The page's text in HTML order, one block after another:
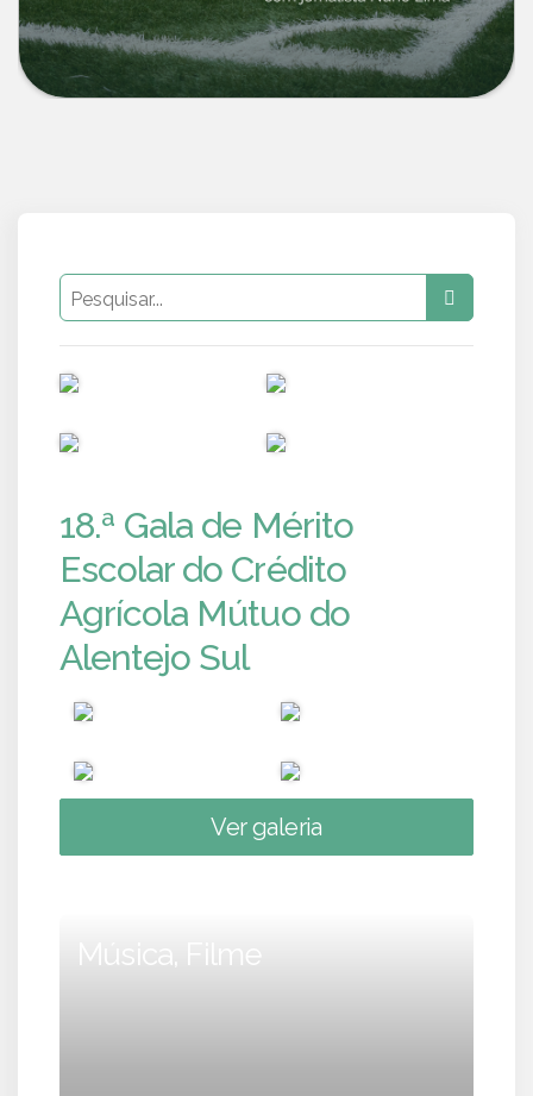
18.ª Gala de Mérito
Escolar do Crédito
Agrícola Mútuo do
Alentejo Sul
Ver galeria
Música, Filme